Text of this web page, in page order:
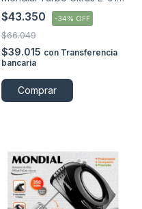
25w Blanco
$43.350 -34% OFF
$66.049
$39.015 con Transferencia
bancaria
Comprar